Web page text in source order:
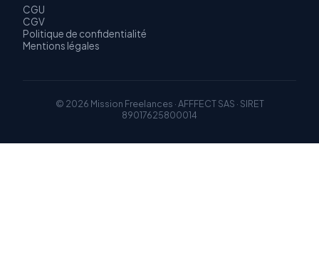
CGU
CGV
Politique de confidentialité
Mentions légales
© 2026 Mission Freelances · AFFFECT SAS · SIRET
89017625800014